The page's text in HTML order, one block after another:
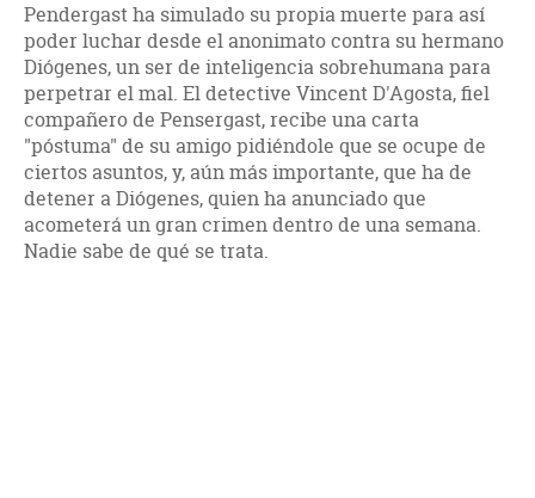
Pendergast ha simulado su propia muerte para así
poder luchar desde el anonimato contra su hermano
Diógenes, un ser de inteligencia sobrehumana para
perpetrar el mal. El detective Vincent D'Agosta, fiel
compañero de Pensergast, recibe una carta
"póstuma" de su amigo pidiéndole que se ocupe de
ciertos asuntos, y, aún más importante, que ha de
detener a Diógenes, quien ha anunciado que
acometerá un gran crimen dentro de una semana.
Nadie sabe de qué se trata.